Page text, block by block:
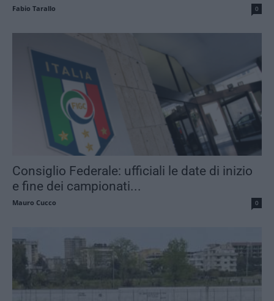
Fabio Tarallo 0
Consiglio Federale: ufficiali le date di inizio
e fine dei campionati...
Mauro Cucco 0